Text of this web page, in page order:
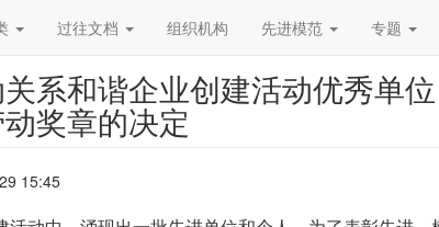
过往文档 组织机构 先进模范 专题
系和谐企业创建活动优秀单
奖章的决定
15:45